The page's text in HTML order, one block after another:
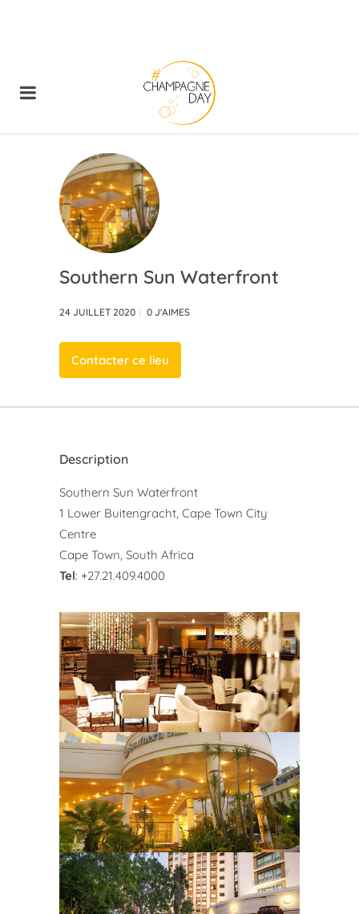
Southern Sun Waterfront
24 JUILLET 2020 0 J'AIMES
Contacter ce lieu
Description
Southern Sun Waterfront
1 Lower Buitengracht, Cape Town City
Centre
Cape Town, South Africa
Tel: +27.21.409.4000